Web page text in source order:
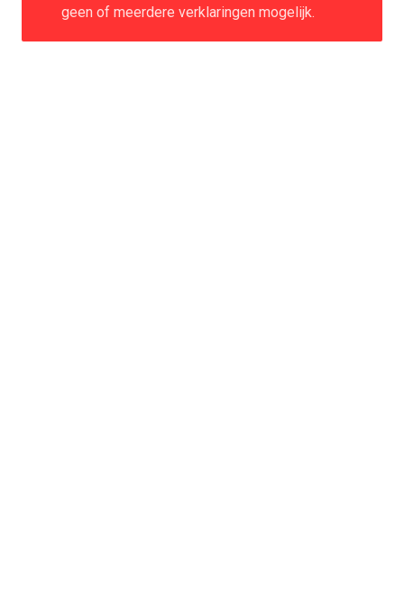
geen of meerdere verklaringen mogelijk.